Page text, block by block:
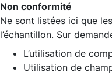
Non conformité
Ne sont listées ici que
l’échantillon. Sur
L’utilisation de
Utilisation de